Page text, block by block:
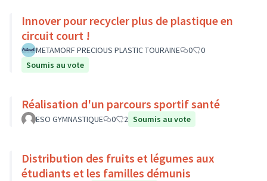
Innover pour recycler plus de plastique en
circuit court !
METAMORF PRECIOUS PLASTIC TOURAINE 0
0
Soumis au vote
Réalisation d'un parcours sportif santé
ESO GYMNASTIQUE 0 2 Soumis au vote
Distribution des fruits et légumes aux
étudiants et les familles démunis